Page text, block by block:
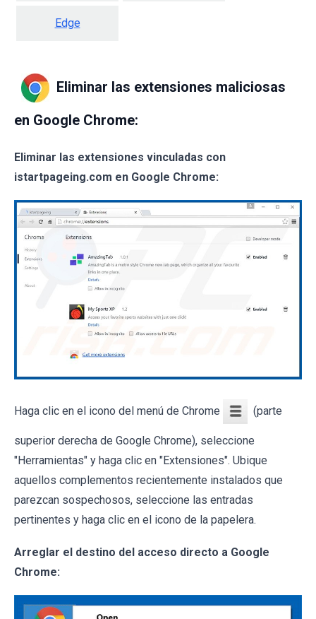
Edge
Eliminar las extensiones maliciosas
en Google Chrome:
Eliminar las extensiones vinculadas con
istartpageing.com en Google Chrome:
Haga clic en el icono del menú de Chrome (parte
superior derecha de Google Chrome), seleccione
"Herramientas" y haga clic en "Extensiones". Ubique
aquellos complementos recientemente instalados que
parezcan sospechosos, seleccione las entradas
pertinentes y haga clic en el icono de la papelera.
Arreglar el destino del acceso directo a Google
Chrome: